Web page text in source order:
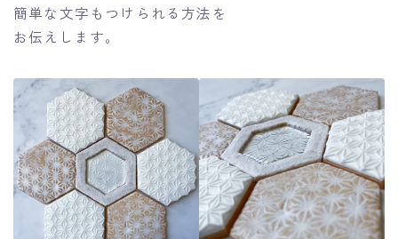
簡単な文字もつけられる方法を
お伝えします。